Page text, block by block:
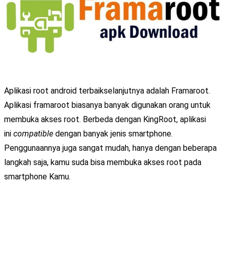
Aplikasi root android terbaikselanjutnya adalah Framaroot.
Aplikasi framaroot biasanya banyak digunakan orang untuk
membuka akses root. Berbeda dengan KingRoot, aplikasi
ini compatible dengan banyak jenis smartphone.
Penggunaannya juga sangat mudah, hanya dengan beberapa
langkah saja, kamu suda bisa membuka akses root pada
smartphone Kamu.